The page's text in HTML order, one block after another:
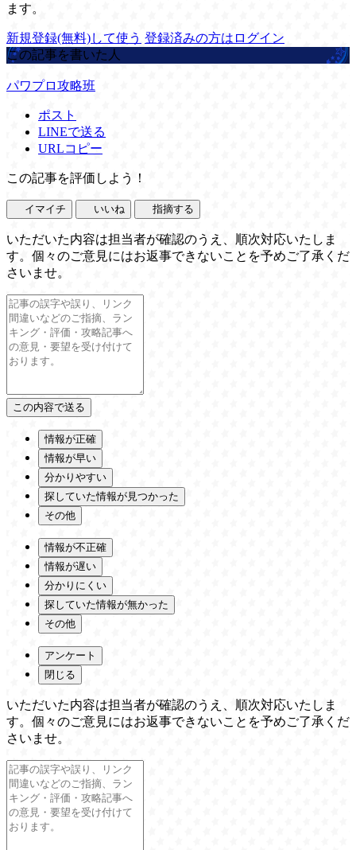
ます。
新規登録(無料)して使う 登録済みの方はログイン
この記事を書いた人
パワプロ攻略班
ポスト
LINEで送る
URLコピー
この記事を評価しよう！
イマイチ いいね 指摘する
いただいた内容は担当者が確認のうえ、順次対応いたしま
す。個々のご意見にはお返事できないことを予めご了承くだ
さいませ。
情報が正確
情報が早い
分かりやすい
探していた情報が見つかった
その他
情報が不正確
情報が遅い
分かりにくい
探していた情報が無かった
その他
アンケート
閉じる
いただいた内容は担当者が確認のうえ、順次対応いたしま
す。個々のご意見にはお返事できないことを予めご了承くだ
さいませ。